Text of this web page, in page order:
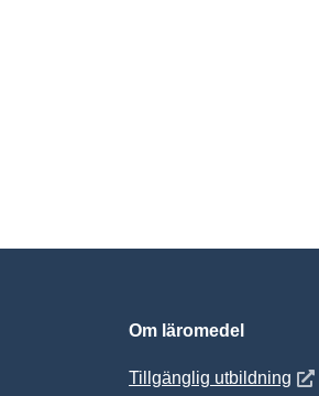
Om läromedel
Tillgänglig utbildning